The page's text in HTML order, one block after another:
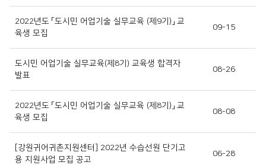
2022년도 「도시민 어업기술 실무교육 (제9기)」 교
육생 모집
09-15
도시민 어업기술 실무교육(제8기) 교육생 합격자
발표
08-26
2022년도 「도시민 어업기술 실무교육 (제8기)」 교
육생 모집
08-08
[강원귀어귀촌지원센터] 2022년 수습선원 단기고
용 지원사업 모집 공고
06-28